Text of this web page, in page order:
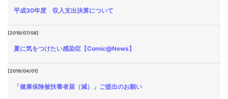
平成30年度 収入支出決算について
[2019/07/08]
夏に気をつけたい感染症【Comic@News】
[2019/04/01]
「健康保険被扶養者届（減）」ご提出のお願い